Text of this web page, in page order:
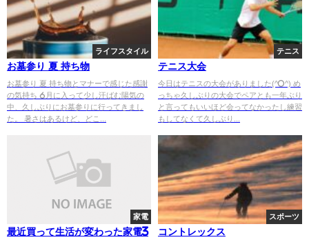
ライフスタイル
お墓参り 夏 持ち物
お墓参り 夏 持ち物とマナーで感じた感謝
の気持ち 6月に入って少し汗ばむ陽気の
中、久しぶりにお墓参りに行ってきまし
た。 暑さはあるけど、どこ...
テニス
テニス大会
今日はテニスの大会がありました(^o^) め
っちゃ久しぶりの大会でペアとも一年ぶり
と言ってもいいほど会ってなかったし練習
もしてなくて久しぶり...
家電
最近買って生活が変わった家電3
スポーツ
コントレックス